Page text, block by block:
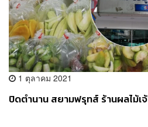
1 ตุลาคม 2021
ปิดตำนาน สยามฟรุทส์ ร้านผลไม้เ